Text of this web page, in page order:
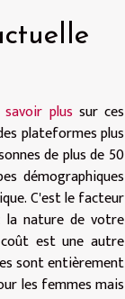
savoir plus sur ces
plateformes plus
de plus de 50
démographiques
C'est le facteur
la nature de votre
est une autre
sont entièrement
les femmes mais